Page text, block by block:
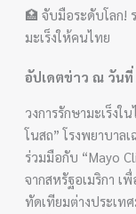
🏥 จับมือระดับโลก!
มะเร็งให้คนไทย
อัปเดตข่าว ณ วันที่
วงการรักษามะเร็ง
โนสถ” โรงพยาบาล
ร่วมมือกับ “Mayo
จากสหรัฐอเมริกา เ
ทัดเทียมต่างประเท